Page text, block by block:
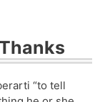
“to tell